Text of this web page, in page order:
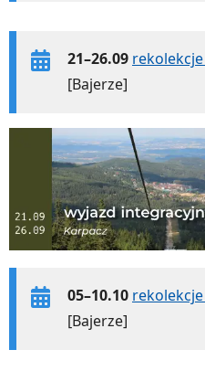
21–26.09
[Bajerze]
05–10.10
[Bajerze]